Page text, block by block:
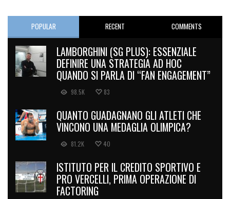
POPULAR RECENT COMMENTS
LAMBORGHINI (SG PLUS): ESSENZIALE
DEFINIRE UNA STRATEGIA AD HOC
QUANDO SI PARLA DI “FAN ENGAGEMENT”
98.5K 83
QUANTO GUADAGNANO GLI ATLETI CHE
VINCONO UNA MEDAGLIA OLIMPICA?
81.2K 40
ISTITUTO PER IL CREDITO SPORTIVO E
PRO VERCELLI, PRIMA OPERAZIONE DI
FACTORING